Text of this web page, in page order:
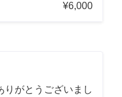
¥6,000
りがとうございまし